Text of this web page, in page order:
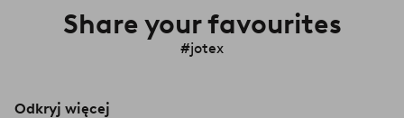
Share your favourites
#jotex
Odkryj więcej